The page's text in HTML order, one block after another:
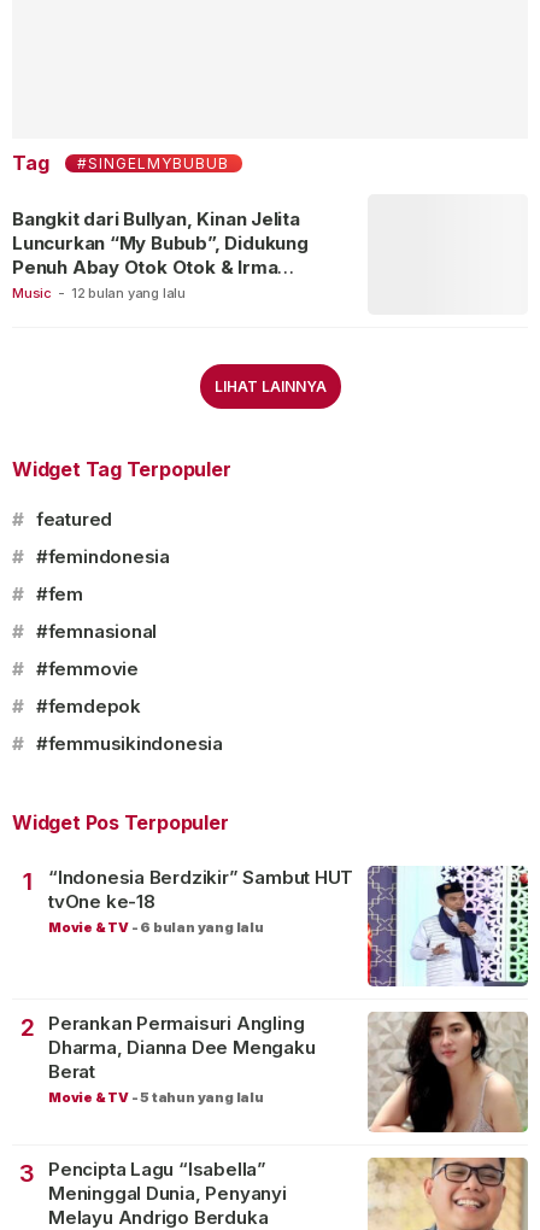
Tag #SINGELMYBUBUB
Music - 12 bulan yang lalu
Bangkit dari Bullyan, Kinan Jelita
Luncurkan “My Bubub”, Didukung
Penuh Abay Otok Otok & Irma
Darmawangsa
LIHAT LAINNYA
Widget Tag Terpopuler
# featured
# #femindonesia
# #fem
# #femnasional
# #femmovie
# #femdepok
# #femmusikindonesia
Widget Pos Terpopuler
1
“Indonesia Berdzikir” Sambut HUT
tvOne ke-18
Movie & TV - 6 bulan yang lalu
2
Perankan Permaisuri Angling
Dharma, Dianna Dee Mengaku
Berat
Movie & TV -5 tahun yang lalu
3
Pencipta Lagu “Isabella”
Meninggal Dunia, Penyanyi
Melayu Andrigo Berduka